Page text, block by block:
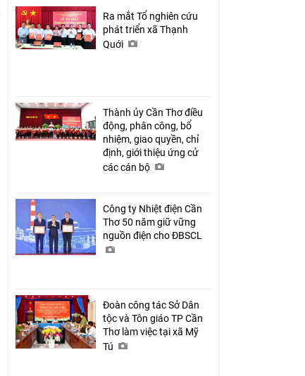
Ra mắt Tổ nghiên cứu
phát triển xã Thạnh
Quới
Thành ủy Cần Thơ điều
động, phân công, bổ
nhiệm, giao quyền, chỉ
định, giới thiệu ứng cử
các cán bộ
Công ty Nhiệt điện Cần
Thơ 50 năm giữ vững
nguồn điện cho ĐBSCL
Đoàn công tác Sở Dân
tộc và Tôn giáo TP Cần
Thơ làm việc tại xã Mỹ
Tú